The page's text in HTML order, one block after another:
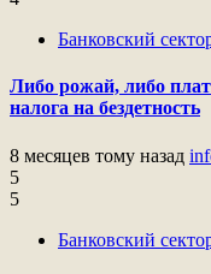
Банковский
Либо рожай, либо
налога на бездетность
8 месяцев тому назад
5
5
Банковский